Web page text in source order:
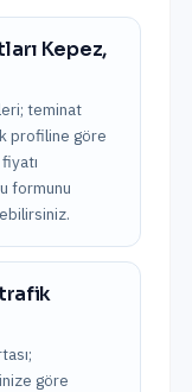
Kepez,
teminat
profiline göre
formunu
trafik
göre